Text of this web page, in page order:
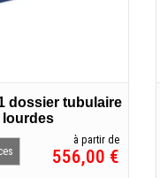
dossier tubulaire
lourdes
à partir de
556,00 €